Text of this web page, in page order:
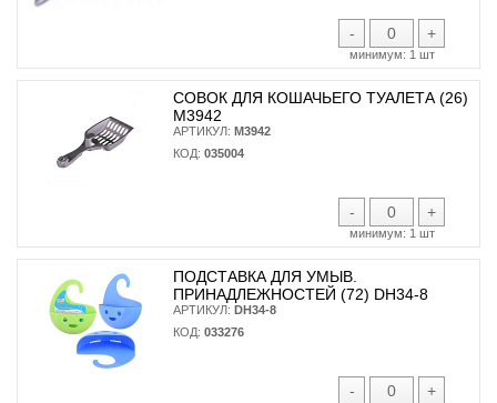
- +
минимум: 1 шт
СОВОК ДЛЯ КОШАЧЬЕГО ТУАЛЕТА (26)
М3942
АРТИКУЛ: М3942
КОД: 035004
- +
минимум: 1 шт
ПОДСТАВКА ДЛЯ УМЫВ.
ПРИНАДЛЕЖНОСТЕЙ (72) DH34-8
АРТИКУЛ: DH34-8
КОД: 033276
- +